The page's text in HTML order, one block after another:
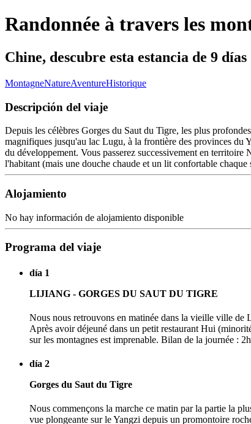
Randonnée à travers les
Chine, descubre esta estancia de 9 días
MontagneNatureAventureHistorique
Descripción del viaje
Depuis les célèbres Gorges du Saut du Tigre, les plus
magnifiques jusqu'au lac Lugu, à la frontière des provinces du
du développement. Vous passerez successivement en
l'habitant (mais une douche chaude et un lit confortable
Alojamiento
No hay información de alojamiento disponible
Programa del viaje
día 1
LIJIANG - GORGES DU SAUT DU TIGRE
Nous nous retrouvons en matinée dans la vieille ville de
Après avoir déjeuné dans un petit restaurant Hui
sur les montagnes est imprenable. Bilan de la journée :
día 2
Gorges du Saut du Tigre
Nous commençons la marche ce matin par la partie la
vue plongeante sur le Yangzi depuis un promontoire